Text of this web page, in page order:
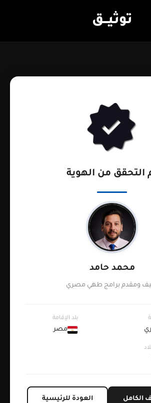
توثيـــق
التحقق من الهوية
محمد حامد
ومقدم برامج طهي مصري
بلد الإقامة
مصر
الكامل العودة للرئيسية